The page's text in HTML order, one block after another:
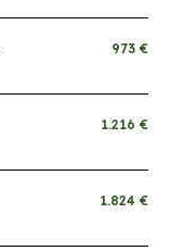
973 €
1.216 €
1.824 €